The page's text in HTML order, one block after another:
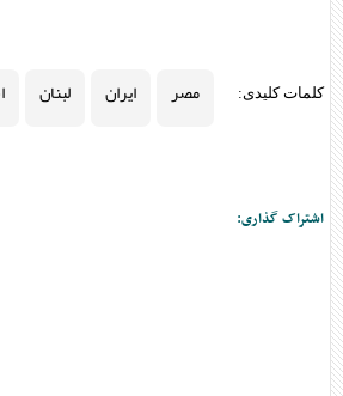
کلمات کلیدی: مصر ایران لبنان
اشتراک گذاری: